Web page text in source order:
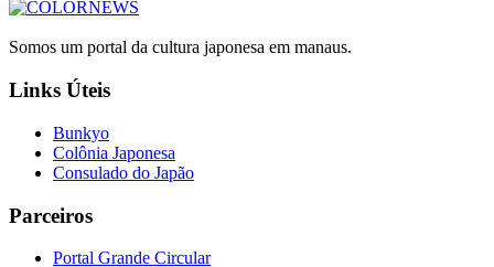
Somos um portal da cultura japonesa em manaus.
Links Úteis
Bunkyo
Colônia Japonesa
Consulado do Japão
Parceiros
Portal Grande Circular